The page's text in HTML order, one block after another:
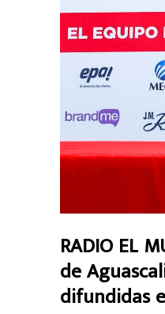
RADIO EL
de
difundidas